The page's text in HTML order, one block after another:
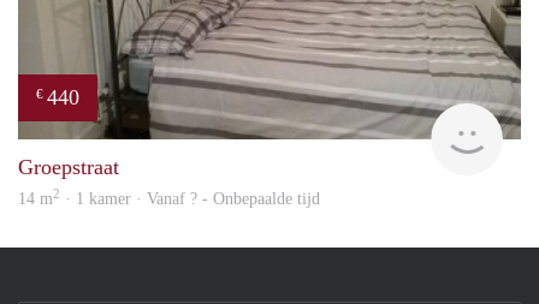
€ 440
rent
Groepstraat
14 m2 · 1 kamer · Vanaf ? - Onbepaalde tijd